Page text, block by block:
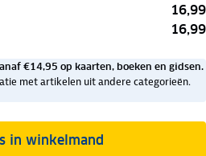
16,99
16,99
€14,95 op kaarten, boeken en gidsen.
met artikelen uit andere categorieën.
in winkelmand